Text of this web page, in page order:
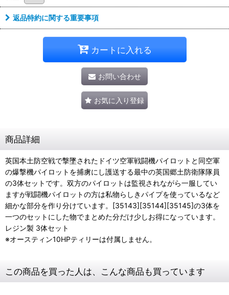
返品特約に関する重要事項
カートに入れる
お問い合わせ
お気に入り登録
商品詳細
英国本土防空戦で撃墜されたドイツ空軍戦闘機パイロットと同空軍
の爆撃機パイロットを捕虜にし護送する最中の英国郷土防衛隊隊員
の3体セットです。双方のパイロットは監視されながら一服してい
ますが戦闘機パイロットの方は私物らしきパイプを使っているなど
細かな部分を作り分けています。[35143][35144][35145]の3体を
一つのセットにした物でまとめた分だけ少しお得になっています。
レジン製 3体セット
※オースティン10HPティリーは付属しません。
この商品を買った人は、こんな商品も買っています